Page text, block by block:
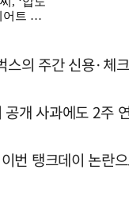
의 주간 신용·
개 사과에도 2주
탱크데이 논란